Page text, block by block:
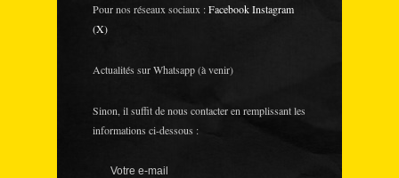
Pour nos réseaux sociaux :FacebookInstagram
(X)
Actualités sur Whatsapp (à venir)
Sinon, il suffit de nous contacter en remplissant les
informations ci-dessous :
Votre e-mail